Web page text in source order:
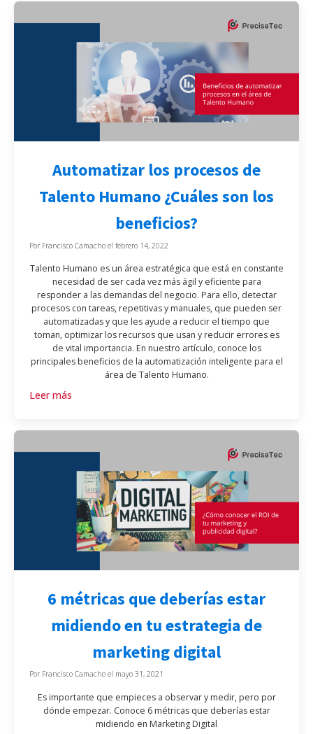
Automatizar los procesos de
Talento Humano ¿Cuáles son los
beneficios?
Por Francisco Camacho elfebrero 14, 2022
Talento Humano es un área estratégica que está en constante
necesidad de ser cada vez más ágil y eficiente para
responder a las demandas del negocio. Para ello, detectar
procesos con tareas, repetitivas y manuales, que pueden ser
automatizadas y que les ayude a reducir el tiempo que
toman, optimizar los recursos que usan y reducir errores es
de vital importancia. En nuestro artículo, conoce los
principales beneficios de la automatización inteligente para el
área de Talento Humano.
Leer más
6 métricas que deberías estar
midiendo en tu estrategia de
marketing digital
Por Francisco Camacho el mayo 31, 2021
Es importante que empieces a observar y medir, pero por
dónde empezar. Conoce 6 métricas que deberías estar
midiendo en Marketing Digital